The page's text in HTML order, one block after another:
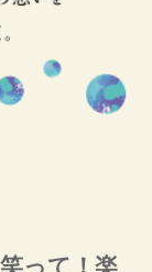
って！楽